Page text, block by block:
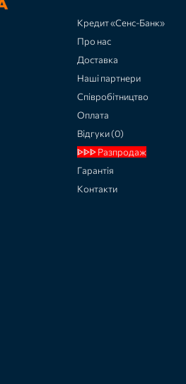
Кредит «Сенс-Банк»
Про нас
Доставка
Наші партнери
Співробітництво
Оплата
Відгуки (0)
ᐈᐈᐈ Разпродаж
Гарантія
Контакти